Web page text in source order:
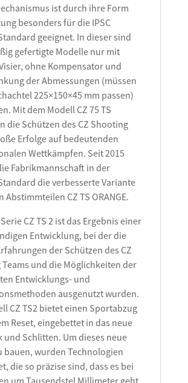
ist durch ihre Form
besonders für die IPSC
geeignet. In dieser sind
gefertigte Modelle nur mit
ohne Kompensator und
der Abmessungen (müssen
225×150×45 mm passen)
Mit dem Modell CZ 75 TS
die Schützen des CZ Shooting
Erfolge auf bedeutenden
Wettkämpfen. Seit 2015
Fabrikmannschaft in der
die verbesserte Variante
Abstimmteilen CZ TS ORANGE.
CZ TS 2 ist das Ergebnis einer
Entwicklung, bei der die
der Schützen des CZ
und die Möglichkeiten der
Entwicklungs- und
ausgenutzt wurden.
CZ TS2 bietet einen Sportabzug
Reset, eingebettet in das neue
und Schlitten. Um dieses neue
bauen, wurden Technologien
die so präzise sind, dass es bei
um Tausendstel Millimeter geht.